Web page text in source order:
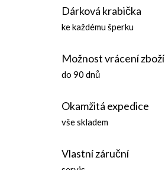
Dárková krabička
ke každému šperku
Možnost vrácení zboží
do 90 dnů
Okamžitá expedice
vše skladem
Vlastní záruční